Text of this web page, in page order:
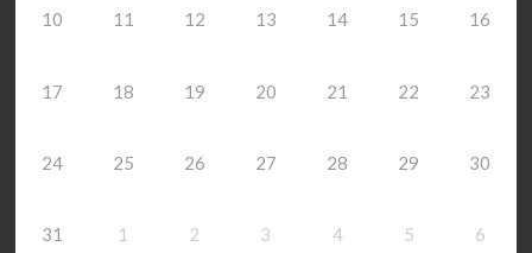
10 11 12 13 14 15 16
17 18 19 20 21 22 23
24 25 26 27 28 29 30
31 1 2 3 4 5 6